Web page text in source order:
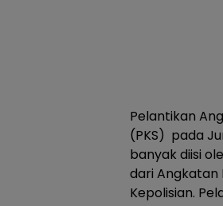
Pelantikan
(PKS) pada
banyak diisi
dari Angkatan
Kepolisian.